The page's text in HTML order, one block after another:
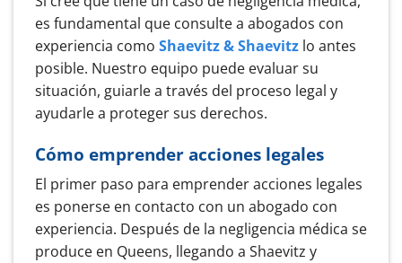
es fundamental que consulte a abogados con
experiencia como Shaevitz & Shaevitz lo antes
posible. Nuestro equipo puede evaluar su
situación, guiarle a través del proceso legal y
ayudarle a proteger sus derechos.
Cómo emprender acciones legales
El primer paso para emprender acciones legales
es ponerse en contacto con un abogado con
experiencia. Después de la negligencia médica se
produce en Queens, llegando a Shaevitz y